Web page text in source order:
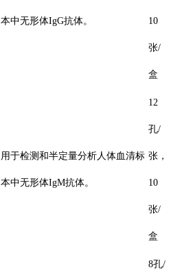
本中无形体IgG抗体。 10
张/
盒
用于检测和半定量分析人体血清标
本中无形体IgM抗体。
12
孔/
张，
10
张/
盒
8孔/